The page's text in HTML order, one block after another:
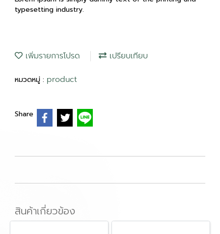
typesetting industry.
เพิ่มรายการโปรด เปรียบเทียบ
หมวดหมู่ : product
Share
สินค้าเกี่ยวข้อง